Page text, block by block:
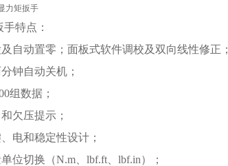
手特点：
自动置零；面板式软件调校及双向线性修正；
钟自动关机；
组数据；
欠压提示；
电和稳定性设计；
位切换（N.m、lbf.ft、lbf.in）；